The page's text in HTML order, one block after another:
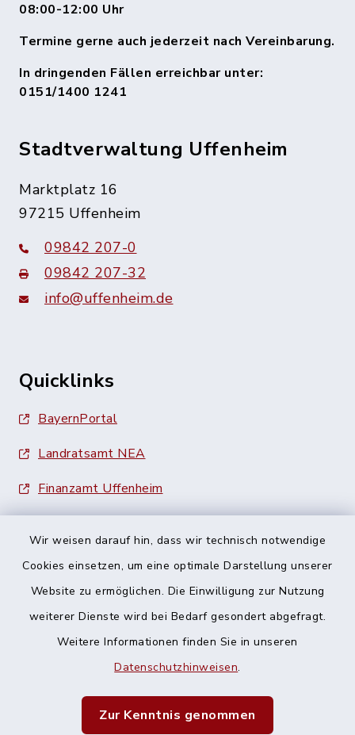
Wir weisen darauf hin, dass wir technisch notwendige
Cookies einsetzen, um eine optimale Darstellung unserer
Website zu ermöglichen. Die Einwilligung zur Nutzung
weiterer Dienste wird bei Bedarf gesondert abgefragt.
Weitere Informationen finden Sie in unseren
Datenschutzhinweisen.
Zur Kenntnis genommen
08:00-12:00 Uhr
Termine gerne auch jederzeit nach Vereinbarung.
In dringenden Fällen erreichbar unter:
0151/1400 1241
Stadtverwaltung Uffenheim
Marktplatz 16
97215 Uffenheim
09842 207-0
09842 207-32
info@uffenheim.de
Quicklinks
BayernPortal
Landratsamt NEA
Finanzamt Uffenheim
Barrierefreiheit
Impressum